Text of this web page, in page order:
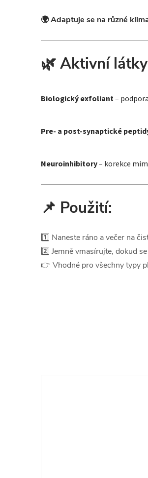
🌍 Adaptuje se na různé
🌿 Aktivní
Biologický exfoliant–
Pre- a post-synaptické
Neuroinhibitory– korekce
📌 Použití:
1️⃣ Naneste ráno a večer na
2️⃣ Jemně vmasírujte, dokud
👉 Vhodné pro všechny typy